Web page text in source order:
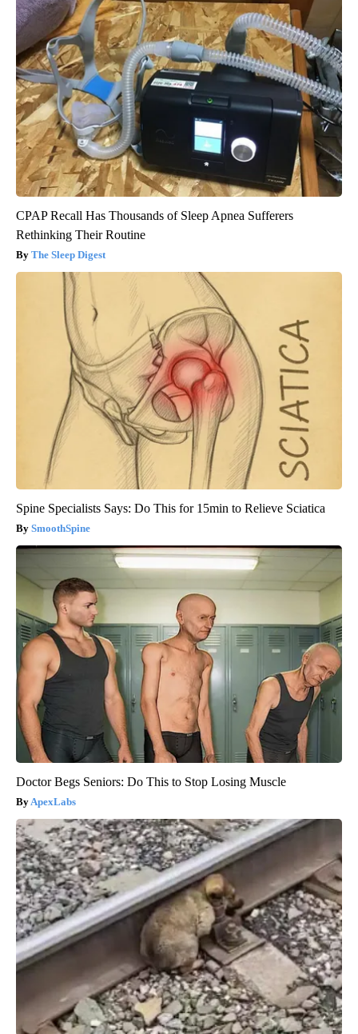
CPAP Recall Has Thousands of Sleep Apnea Sufferers
Rethinking Their Routine
The Sleep Digest
Spine Specialists Says: Do This for 15min to Relieve Sciatica
SmoothSpine
Doctor Begs Seniors: Do This to Stop Losing Muscle
ApexLabs